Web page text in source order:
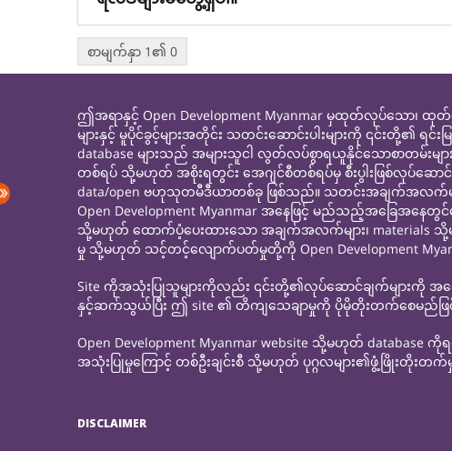
စာမျက်နှာ 1၏ 0
ဤအရာနှင့် Open Development Myanmar မှထုတ်လုပ်သော၊
များနှင့် မူပိုင်ခွင့်များအတိုင်း သတင်းဆောင်းပါးများကို ၎င်းတို့၏
database များသည် အများသူငါ လွတ်လပ်စွာရယူနိုင်သောစာတ
တစ်ရပ် သို့မဟုတ် အစိုးရတွင်း အေဂျင်စီတစ်ရပ်မှ စီးပွါးဖြစ်လု
data/open ဗဟုသုတမီဒီယာတစ်ခု ဖြစ်သည်။ သတင်းအချက်အလက်မ
Open Development Myanmar အနေဖြင့် မည်သည့်အခြေအ
သို့မဟုတ် ထောက်ပံ့ပေးထားသော အချက်အလက်များ၊ materials
မှု သို့မဟုတ် သင့်တင့်လျောက်ပတ်မှုတို့ကို Open Development
Site ကိုအသုံးပြုသူများကိုလည်း ၎င်းတို့၏လုပ်ဆောင်ချက်များ
နှင့်ဆက်သွယ်ပြီး ဤ site ၏ တိကျသေချာမှုကို ပိုမိုတိုးတက်စေမည်ဖ
Open Development Myanmar website သို့မဟုတ်
အသုံးပြုမှုကြောင့် တစ်ဦးချင်းစီ သို့မဟုတ် ပုဂ္ဂလများ၏ဖွံ့ဖြိုးတိုးတက်
DISCLAIMER